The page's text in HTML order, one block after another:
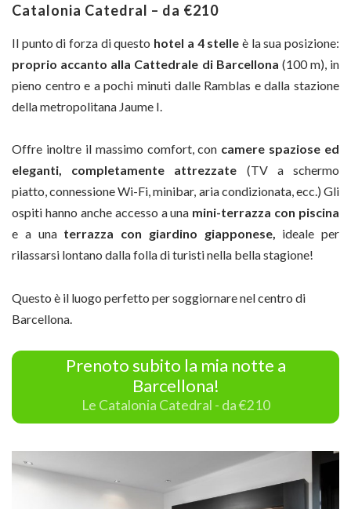
Catalonia Catedral – da €210
Il punto di forza di questo hotel a 4 stelle è la sua posizione:
proprio accanto alla Cattedrale di Barcellona (100 m), in
pieno centro e a pochi minuti dalle Ramblas e dalla stazione
della metropolitana Jaume I.
Offre inoltre il massimo comfort, con camere spaziose ed
eleganti, completamente attrezzate (TV a schermo
piatto, connessione Wi-Fi, minibar, aria condizionata, ecc.) Gli
ospiti hanno anche accesso a una mini-terrazza con piscina
e a una terrazza con giardino giapponese, ideale per
rilassarsi lontano dalla folla di turisti nella bella stagione!
Questo è il luogo perfetto per soggiornare nel centro di
Barcellona.
Prenoto subito la mia notte a
Barcellona!
Le Catalonia Catedral - da €210